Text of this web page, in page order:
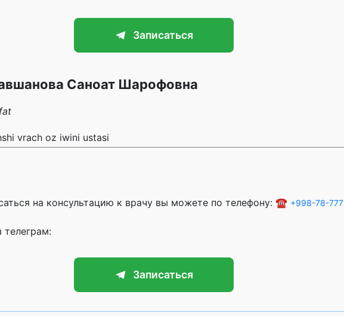
Записаться
Саноат Шарофовна
vrach oz iwini ustasi
на консультацию к врачу вы можете по телефону: ☎️ +998-78-
телеграм:
Записаться